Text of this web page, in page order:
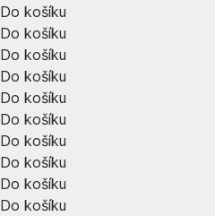
Do košíku
Do košíku
Do košíku
Do košíku
Do košíku
Do košíku
Do košíku
Do košíku
Do košíku
Do košíku